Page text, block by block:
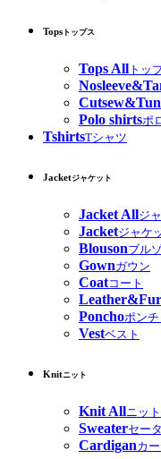
Tops トップス
Tops All トッ
Polo shirtsポ
TshirtsTシャツ
Jacketジャケット
Jacket Allジ
Jacketジャケ
Blousonブル
Gownガウン
Coatコート
Ponchoポンチ
Vestベスト
Knitニット
Knit Allニッ
Sweaterセー
Cardiganカ